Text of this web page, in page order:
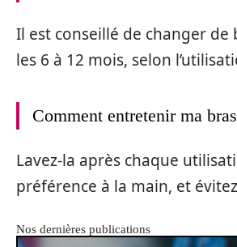
Il est conseillé de changer de
les 6 à 12 mois, selon
Comment entretenir ma
Lavez-la après chaque
préférence à la main, et
Nos dernières publications